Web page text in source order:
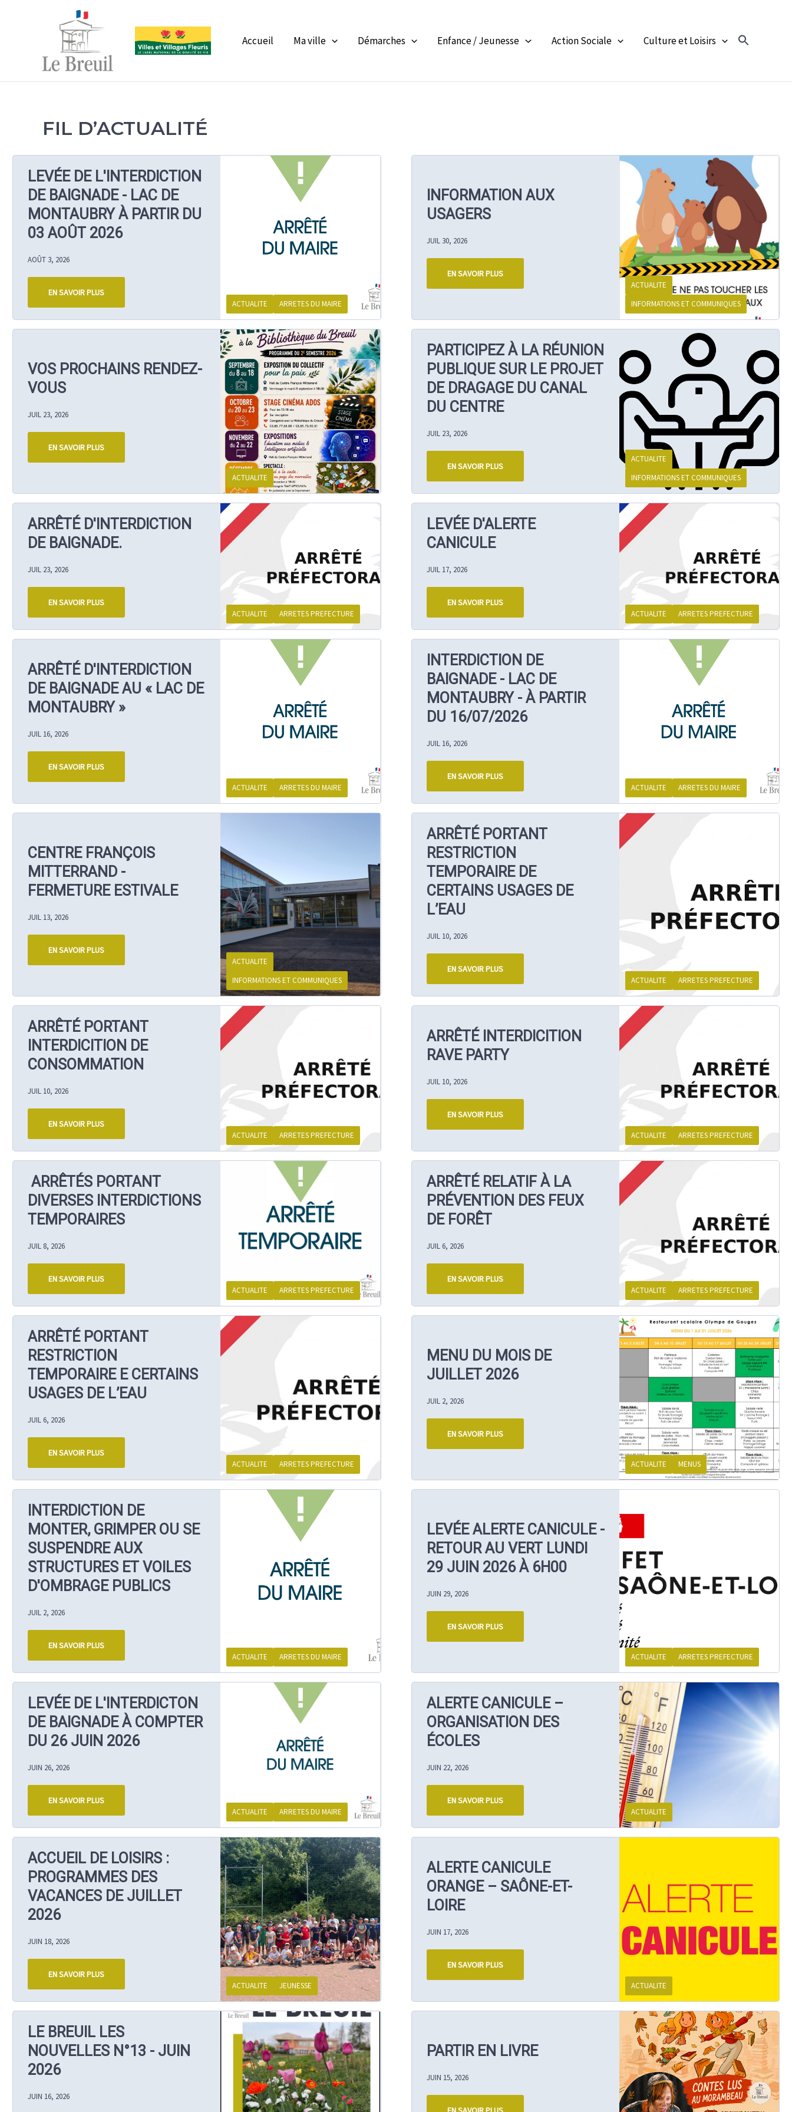
Accueil Ma ville Démarches Enfance / Jeunesse Action Sociale Culture et Loisirs
FIL D’ACTUALITÉ
LEVÉE DE L'INTERDICTION
DE BAIGNADE - LAC DE
MONTAUBRY À PARTIR DU
03 AOÛT 2026
AOÛT 3, 2026
EN SAVOIR PLUS
ACTUALITE ARRETES DU MAIRE
INFORMATION AUX
USAGERS
JUIL 30, 2026
EN SAVOIR PLUS
ACTUALITE
INFORMATIONS ET COMMUNIQUES
VOS PROCHAINS RENDEZ-
VOUS
JUIL 23, 2026
EN SAVOIR PLUS
ACTUALITE
PARTICIPEZ À LA RÉUNION
PUBLIQUE SUR LE PROJET
DE DRAGAGE DU CANAL
DU CENTRE
JUIL 23, 2026
EN SAVOIR PLUS
ACTUALITE
INFORMATIONS ET COMMUNIQUES
ARRÊTÉ D'INTERDICTION
DE BAIGNADE.
JUIL 23, 2026
EN SAVOIR PLUS
ACTUALITE ARRETES PREFECTURE
LEVÉE D'ALERTE
CANICULE
JUIL 17, 2026
EN SAVOIR PLUS
ACTUALITE ARRETES PREFECTURE
ARRÊTÉ D'INTERDICTION
DE BAIGNADE AU « LAC DE
MONTAUBRY »
JUIL 16, 2026
EN SAVOIR PLUS
ACTUALITE ARRETES DU MAIRE
INTERDICTION DE
BAIGNADE - LAC DE
MONTAUBRY - À PARTIR
DU 16/07/2026
JUIL 16, 2026
EN SAVOIR PLUS
ACTUALITE ARRETES DU MAIRE
CENTRE FRANÇOIS
MITTERRAND -
FERMETURE ESTIVALE
JUIL 13, 2026
EN SAVOIR PLUS
ACTUALITE
INFORMATIONS ET COMMUNIQUES
ARRÊTÉ PORTANT
RESTRICTION
TEMPORAIRE DE
CERTAINS USAGES DE
L’EAU
JUIL 10, 2026
EN SAVOIR PLUS
ACTUALITE ARRETES PREFECTURE
ARRÊTÉ PORTANT
INTERDICITION DE
CONSOMMATION
JUIL 10, 2026
EN SAVOIR PLUS
ACTUALITE ARRETES PREFECTURE
ARRÊTÉ INTERDICITION
RAVE PARTY
JUIL 10, 2026
EN SAVOIR PLUS
ACTUALITE ARRETES PREFECTURE
ARRÊTÉS PORTANT
DIVERSES INTERDICTIONS
TEMPORAIRES
JUIL 8, 2026
EN SAVOIR PLUS
ACTUALITE ARRETES PREFECTURE
ARRÊTÉ RELATIF À LA
PRÉVENTION DES FEUX
DE FORÊT
JUIL 6, 2026
EN SAVOIR PLUS
ACTUALITE ARRETES PREFECTURE
ARRÊTÉ PORTANT
RESTRICTION
TEMPORAIRE E CERTAINS
USAGES DE L’EAU
JUIL 6, 2026
EN SAVOIR PLUS
ACTUALITE ARRETES PREFECTURE
MENU DU MOIS DE
JUILLET 2026
JUIL 2, 2026
EN SAVOIR PLUS
ACTUALITE MENUS
INTERDICTION DE
MONTER, GRIMPER OU SE
SUSPENDRE AUX
STRUCTURES ET VOILES
D'OMBRAGE PUBLICS
JUIL 2, 2026
EN SAVOIR PLUS
ACTUALITE ARRETES DU MAIRE
LEVÉE ALERTE CANICULE -
RETOUR AU VERT LUNDI
29 JUIN 2026 À 6H00
JUIN 29, 2026
EN SAVOIR PLUS
ACTUALITE ARRETES PREFECTURE
LEVÉE DE L'INTERDICTON
DE BAIGNADE À COMPTER
DU 26 JUIN 2026
JUIN 26, 2026
EN SAVOIR PLUS
ACTUALITE ARRETES DU MAIRE
ALERTE CANICULE –
ORGANISATION DES
ÉCOLES
JUIN 22, 2026
EN SAVOIR PLUS
ACTUALITE
ACCUEIL DE LOISIRS :
PROGRAMMES DES
VACANCES DE JUILLET
2026
JUIN 18, 2026
EN SAVOIR PLUS
ACTUALITE JEUNESSE
ALERTE CANICULE
ORANGE – SAÔNE-ET-
LOIRE
JUIN 17, 2026
EN SAVOIR PLUS
ACTUALITE
LE BREUIL LES
NOUVELLES N°13 - JUIN
2026
JUIN 16, 2026
PARTIR EN LIVRE
JUIN 15, 2026